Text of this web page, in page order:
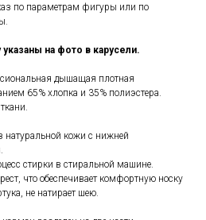
по параметрам фигуры или по
на фото в карусели.
дышащая плотная
65% хлопка и 35% полиэстера.
натуральной кожи с нижней
стирки в стиральной машине.
что обеспечивает комфортную носку
не натирает шею.